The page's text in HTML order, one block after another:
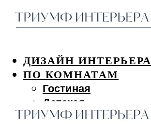
ДИЗАЙН ИНТЕРЬЕРА
ПО КОМНАТАМ
Гостиная
Детская
Спальня